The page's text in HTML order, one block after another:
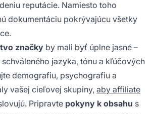
reputácie. Namiesto toho
dokumentáciu pokrývajúcu všetky
značky by mali byť úplne jasné –
jazyka, tónu a kľúčových
demografiu, psychografiu a
vašej cieľovej skupiny, aby affiliate
Pripravte pokyny k obsahu s